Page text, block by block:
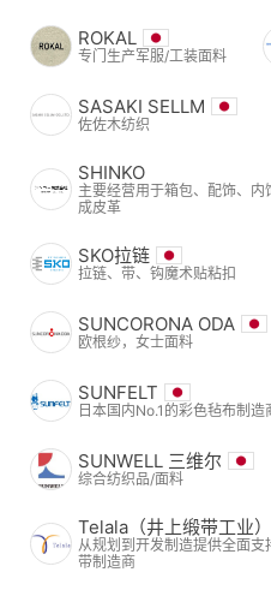
ROKAL
专门生产军服/工装面料
SASAKI SELLM
佐佐木纺织
SHINKO
主要经营用于箱包、配饰、内
成皮革
SKO拉链
拉链、带、钩魔术贴粘扣
SUNCORONA ODA
欧根纱，女士面料
SUNFELT
日本国内No.1的彩色毡布制造
SUNWELL 三维尔
综合纺织品/面料
Telala（井上缎带工业）
从规划到开发制造提供全面支
带制造商